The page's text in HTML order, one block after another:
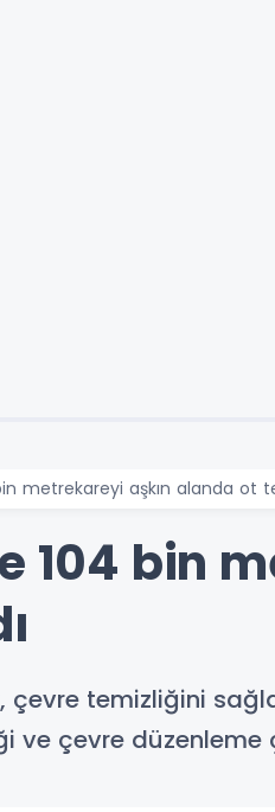
metrekareyi aşkın alanda ot
104 bin
çevre temizliğini
ve çevre düzenleme